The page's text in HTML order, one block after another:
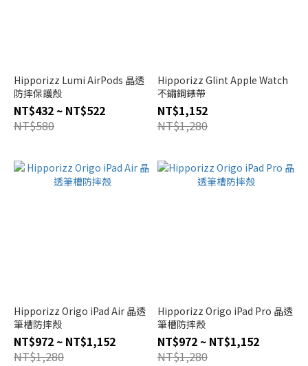
Hipporizz Lumi AirPods 晶透
防摔保護殼
NT$432 ~ NT$522
NT$580
Hipporizz Glint Apple Watch
不鏽鋼錶帶
NT$1,152
NT$1,280
Hipporizz Origo iPad Air 晶透
筆槽防摔殼
NT$972 ~ NT$1,152
NT$1,280
Hipporizz Origo iPad Pro 晶透
筆槽防摔殼
NT$972 ~ NT$1,152
NT$1,280